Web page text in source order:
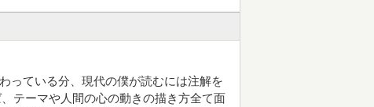
っている分、現代の僕が読むには注解を
テーマや人間の心の動きの描き方全て面